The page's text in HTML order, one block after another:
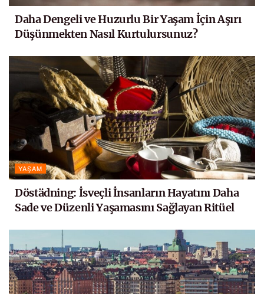
Daha Dengeli ve Huzurlu Bir Yaşam İçin Aşırı
Düşünmekten Nasıl Kurtulursunuz?
YAŞAM
Döstädning: İsveçli İnsanların Hayatını Daha
Sade ve Düzenli Yaşamasını Sağlayan Ritüel